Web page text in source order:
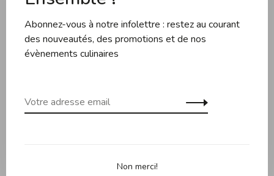
0 étoiles selon 0 avis
Ajouter un avis
Abonnez-vous à notre infolettre : restez au courant
des nouveautés, des promotions et de nos
évènements culinaires
Non merci!